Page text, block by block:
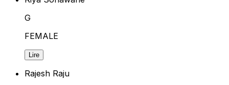
G
FEMALE
Lire
Rajesh Raju